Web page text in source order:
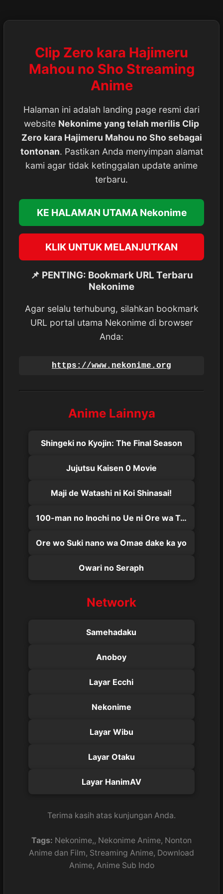
Clip Zero kara Hajimeru
Mahou no Sho Streaming
Anime
Halaman ini adalah landing page resmi dari
website Nekonime yang telah merilis Clip
Zero kara Hajimeru Mahou no Sho sebagai
tontonan. Pastikan Anda menyimpan alamat
kami agar tidak ketinggalan update anime
terbaru.
KE HALAMAN UTAMA Nekonime
KLIK UNTUK MELANJUTKAN
📌 PENTING: Bookmark URL Terbaru
Nekonime
Agar selalu terhubung, silahkan bookmark
URL portal utama Nekonime di browser
Anda:
https://www.nekonime.org
Anime Lainnya
Shingeki no Kyojin: The Final Season
Jujutsu Kaisen 0 Movie
Maji de Watashi ni Koi Shinasai!
100-man no Inochi no Ue ni Ore wa Tatteiru
Ore wo Suki nano wa Omae dake ka yo
Owari no Seraph
Network
Samehadaku
Anoboy
Layar Ecchi
Nekonime
Layar Wibu
Layar Otaku
Layar HanimAV
Terima kasih atas kunjungan Anda.
Tags: Nekonime,, Nekonime Anime, Nonton
Anime dan Film, Streaming Anime, Download
Anime, Anime Sub Indo